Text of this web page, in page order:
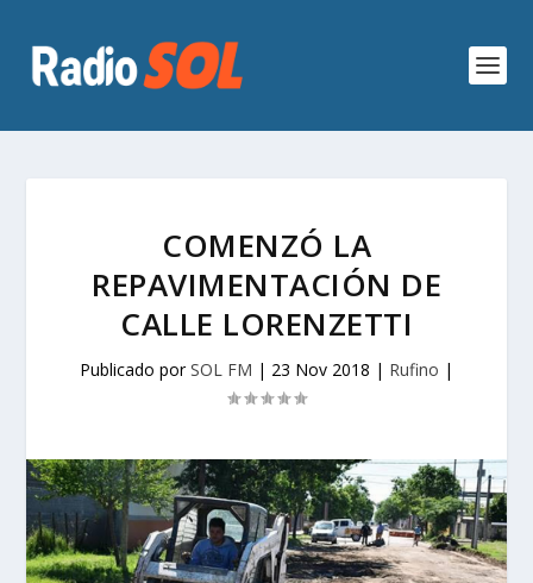
COMENZÓ LA
REPAVIMENTACIÓN DE
CALLE LORENZETTI
Publicado porSOL FM | 23 Nov 2018 | Rufino |